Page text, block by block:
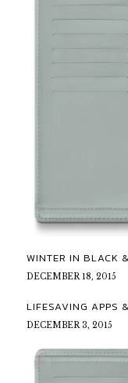
WINTER IN BLACK
DECEMBER 18, 2015
LIFESAVING APPS
DECEMBER 3, 2015